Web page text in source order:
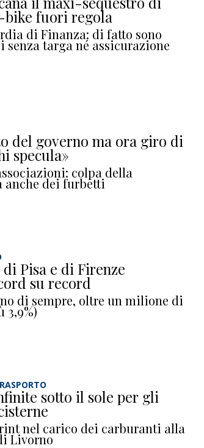
fuori regola
di Finanza: di fatto sono
senza targa né assicurazione
del governo ma ora giro di
specula»
colpa della
anche dei furbetti
Pisa e di Firenze
su record
di sempre, oltre un milione di
3,9%)
sotto il sole per gli
nel carico dei carburanti alla
Livorno